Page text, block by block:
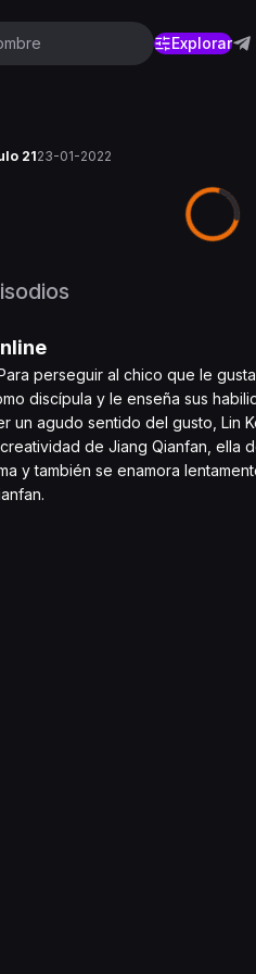
Explorar
2123-01-2022
perseguir al chico que le
discípula y le enseña sus
un agudo sentido del gusto, Lin
de Jiang Qianfan, ella
y también se enamora